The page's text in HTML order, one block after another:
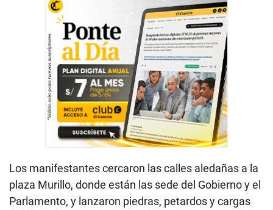
Los manifestantes cercaron las calles aledañas a la
plaza Murillo, donde están las sede del Gobierno y el
Parlamento, y lanzaron piedras, petardos y cargas